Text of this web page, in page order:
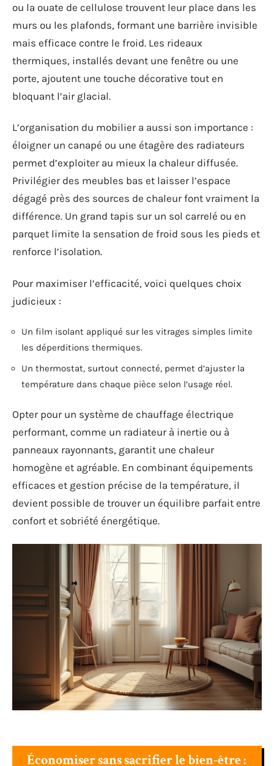
ou la ouate de cellulose trouvent leur place dans les
murs ou les plafonds, formant une barrière invisible
mais efficace contre le froid. Les rideaux
thermiques, installés devant une fenêtre ou une
porte, ajoutent une touche décorative tout en
bloquant l’air glacial.
L’organisation du mobilier a aussi son importance :
éloigner un canapé ou une étagère des radiateurs
permet d’exploiter au mieux la chaleur diffusée.
Privilégier des meubles bas et laisser l’espace
dégagé près des sources de chaleur font vraiment la
différence. Un grand tapis sur un sol carrelé ou en
parquet limite la sensation de froid sous les pieds et
renforce l’isolation.
Pour maximiser l’efficacité, voici quelques choix
judicieux :
Un film isolant appliqué sur les vitrages simples limite
les déperditions thermiques.
Un thermostat, surtout connecté, permet d’ajuster la
température dans chaque pièce selon l’usage réel.
Opter pour un système de chauffage électrique
performant, comme un radiateur à inertie ou à
panneaux rayonnants, garantit une chaleur
homogène et agréable. En combinant équipements
efficaces et gestion précise de la température, il
devient possible de trouver un équilibre parfait entre
confort et sobriété énergétique.
Économiser sans sacrifier le bien-être :